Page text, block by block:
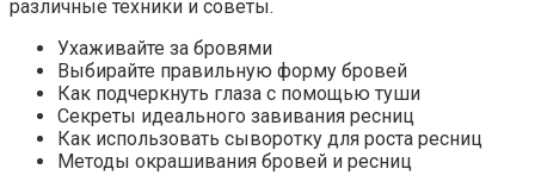
различные техники и советы.
Ухаживайте за бровями
Выбирайте правильную форму бровей
Как подчеркнуть глаза с помощью туши
Секреты идеального завивания ресниц
Как использовать сыворотку для роста ресниц
Методы окрашивания бровей и ресниц